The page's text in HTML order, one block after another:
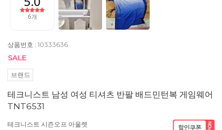
상품번호 : 10333636
브랜드
테크니스트 남성 여성 티셔츠 반팔 배드민턴복 게임웨어
TNT6531
테크니스트 시즌오프 아울렛